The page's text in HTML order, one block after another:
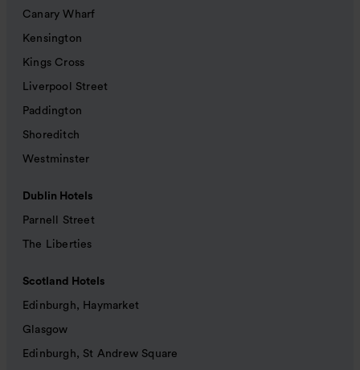
Canary Wharf
Kensington
Kings Cross
Liverpool Street
Paddington
Shoreditch
Westminster
Dublin Hotels
Parnell Street
The Liberties
Scotland Hotels
Edinburgh, Haymarket
Glasgow
Edinburgh, St Andrew Square